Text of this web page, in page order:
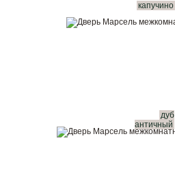
капучино
дуб
античный